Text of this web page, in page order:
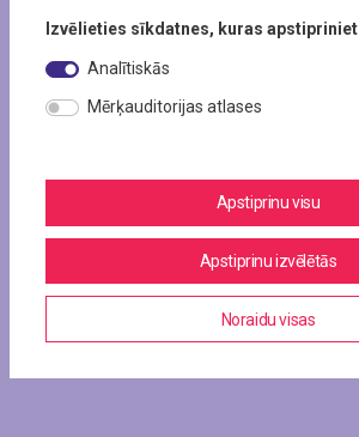
Izvēlieties sīkdatnes, kuras apstipriniet
Analītiskās
Mērķauditorijas atlases
Apstiprinu visu
Apstiprinu izvēlētās
Noraidu visas